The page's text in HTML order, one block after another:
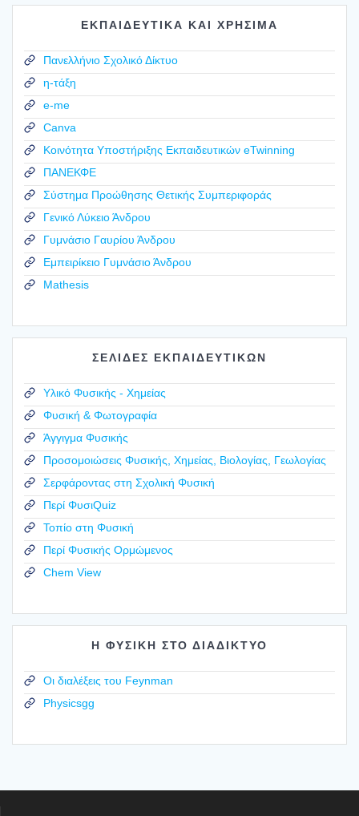
ΕΚΠΑΙΔΕΥΤΙΚΑ ΚΑΙ ΧΡΗΣΙΜΑ
Πανελλήνιο Σχολικό Δίκτυο
η-τάξη
e-me
Canva
Κοινότητα Υποστήριξης Εκπαιδευτικών eTwinning
ΠΑΝΕΚΦΕ
Σύστημα Προώθησης Θετικής Συμπεριφοράς
Γενικό Λύκειο Άνδρου
Γυμνάσιο Γαυρίου Άνδρου
Εμπειρίκειο Γυμνάσιο Άνδρου
Mathesis
ΣΕΛΙΔΕΣ ΕΚΠΑΙΔΕΥΤΙΚΩΝ
Υλικό Φυσικής - Χημείας
Φυσική & Φωτογραφία
Άγγιγμα Φυσικής
Προσομοιώσεις Φυσικής, Χημείας, Βιολογίας, Γεωλογίας
Σερφάροντας στη Σχολική Φυσική
Περί ΦυσιQuiz
Τοπίο στη Φυσική
Περί Φυσικής Ορμώμενος
Chem View
Η ΦΥΣΙΚΗ ΣΤΟ ΔΙΑΔΙΚΤΥΟ
Οι διαλέξεις του Feynman
Physicsgg